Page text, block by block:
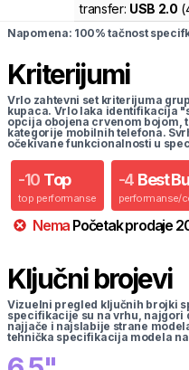
transfer: USB 2.0 (
Napomena: 100% tačnost
Kriterijumi
Vrlo zahtevni set kriterijuma
kupaca. Vrlo laka identifikacija
opcija obojena crvenom bojom,
kategorije mobilnih telefona.
očekivane funkcionalnosti u
-10 Top
top performanse
-4 Best
performanse/
Nema Početak prodaje
Ključni brojevi
Vizuelni pregled ključnih brojki
specifikacije su na vrhu, najgori
najjače i najslabije strane
tehnička specifikacija modela